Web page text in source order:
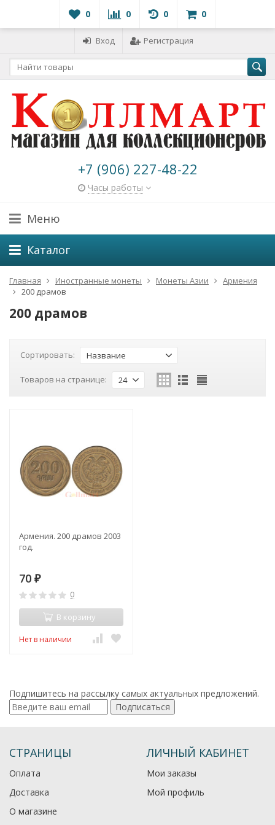
0 0 0 0
Вход Регистрация
+7 (906) 227-48-22
Часы работы
Меню
Каталог
Главная Иностранные монеты Монеты Азии
Армения
200 драмов
200 драмов
Сортировать: Название
Товаров на странице: 24
Армения. 200 драмов 2003
год.
70 ₽
0
В корзину
Нет в наличии
Подпишитесь на рассылку самых актуальных предложений.
Подписаться
СТРАНИЦЫ
Оплата
Доставка
О магазине
ЛИЧНЫЙ КАБИНЕТ
Мои заказы
Мой профиль